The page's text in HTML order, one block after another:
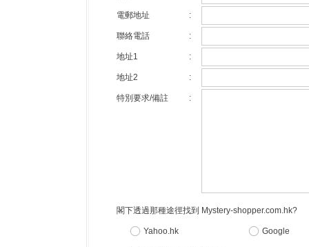
電郵地址 :
聯絡電話 :
地址1 :
地址2 :
特別要求/備註 :
閣下透過那種途徑找到 Mystery-shopper.com.hk?
Yahoo.hk Google